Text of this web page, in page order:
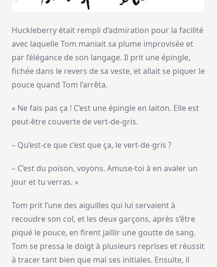
Huckleberry était rempli d’admiration pour la facilité
avec laquelle Tom maniait sa plume improvisée et
par l’élégance de son langage. Il prit une épingle,
fichée dans le revers de sa veste, et allait se piquer le
pouce quand Tom l’arrêta.
« Ne fais pas ça ! C’est une épingle en laiton. Elle est
peut-être couverte de vert-de-gris.
– Qu’est-ce que c’est que ça, le vert-de-gris ?
– C’est du poison, voyons. Amuse-toi à en avaler un
jour et tu verras. »
Tom prit l’une des aiguilles qui lui servaient à
recoudre son col, et les deux garçons, après s’être
piqué le pouce, en firent jaillir une goutte de sang.
Tom se pressa le doigt à plusieurs reprises et réussit
à tracer tant bien que mal ses initiales. Ensuite, il